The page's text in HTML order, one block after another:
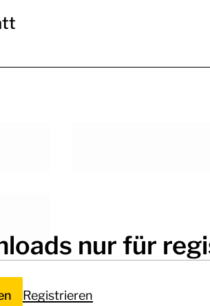
nur für
Registrieren